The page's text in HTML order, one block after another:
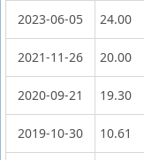
2023-06-05 24.00
2021-11-26 20.00
2020-09-21 19.30
2019-10-30 10.61